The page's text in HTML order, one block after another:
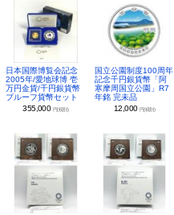
日本国際博覧会記念
2005年/愛地球博 壱
万円金貨/千円銀貨幣
プルーフ貨幣セット
355,000 円(税別)
国立公園制度100周年
記念千円銀貨幣「阿
寒摩周国立公園」R7
年銘 完未品
12,000 円(税別)